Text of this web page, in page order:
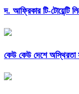
দ. আফ্রিকার টি-টোয়েন্টি
কেউ কেউ দেশে অস্থিরতা